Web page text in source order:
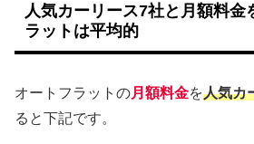
人気カーリース7社と月額料金
ラットは平均的
オートフラットの月額料金を人気カ
ると下記です。